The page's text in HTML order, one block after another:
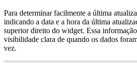
Para determinar facilmente a última atualiza
indicando a data e a hora da última atualiza
superior direito do widget. Essa informação
visibilidade clara de quando os dados
vez.